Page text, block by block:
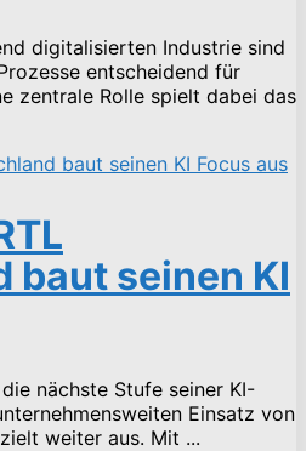
digitalisierten Industrie sind
entscheidend für
zentrale Rolle spielt dabei das
baut seinen KI
nächste Stufe seiner KI-
Einsatz von
weiter aus. Mit ...